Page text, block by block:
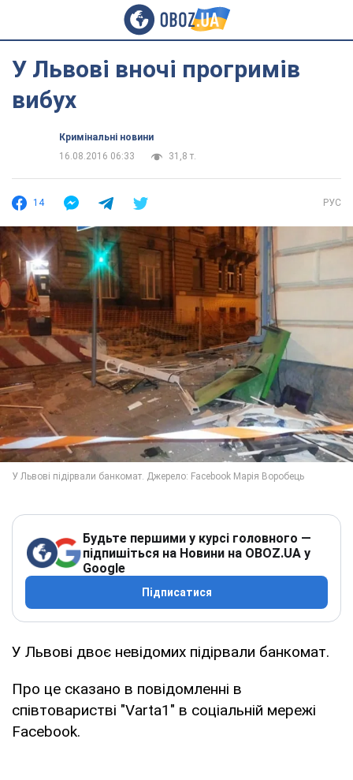
У Львові вночі прогримів
вибух
Кримінальні новини
16.08.2016 06:33
31,8 т.
14 РУС
Будьте першими у курсі головного —
підпишіться на Новини на OBOZ.UA у
Google
Підписатися
У Львові двоє невідомих підірвали банкомат.
Про це сказано в повідомленні в
співтоваристві "Varta1" в соціальній мережі
Facebook.